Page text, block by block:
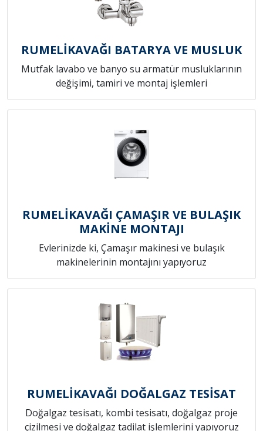
RUMELİKAVAĞI BATARYA VE MUSLUK
Mutfak lavabo ve banyo su armatür musluklarının
değişimi, tamiri ve montaj işlemleri
RUMELİKAVAĞI ÇAMAŞIR VE BULAŞIK
MAKİNE MONTAJI
Evlerinizde ki, Çamaşır makinesi ve bulaşık
makinelerinin montajını yapıyoruz
RUMELİKAVAĞI DOĞALGAZ TESİSAT
Doğalgaz tesisatı, kombi tesisatı, doğalgaz proje
çizilmesi ve doğalgaz tadilat işlemlerini yapıyoruz